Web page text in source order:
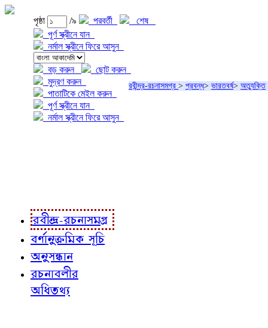
পৃষ্ঠা /৯ পরবর্তী
শেষ
পূর্ণ স্ক্রীনে যান
নর্মাল স্ক্রীনে ফিরে আসুন
বড় করুন
ছোট করুন
মুদ্রণ করুন
পাতাটিকে মেইল করুন
পূর্ণ স্ক্রীনে যান
নর্মাল স্ক্রীনে ফিরে আসুন
রবীন্দ্র-রচনাসমগ্র > প্রবন্ধ> ভারতবর্ষ> অত্যুক্তি
রবীন্দ্র-রচনাসমগ্র
বর্ণানুক্রমিক সূচি
অনুসন্ধান
রচনাবলীর
অধিতথ্য